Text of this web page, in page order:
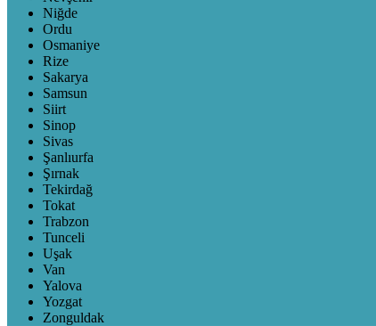
Niğde
Ordu
Osmaniye
Rize
Sakarya
Samsun
Siirt
Sinop
Sivas
Şanlıurfa
Şırnak
Tekirdağ
Tokat
Trabzon
Tunceli
Uşak
Van
Yalova
Yozgat
Zonguldak